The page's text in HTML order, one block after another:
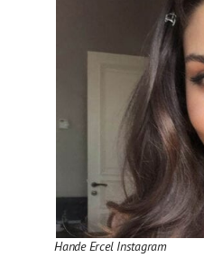
Hande Ercel Instagram